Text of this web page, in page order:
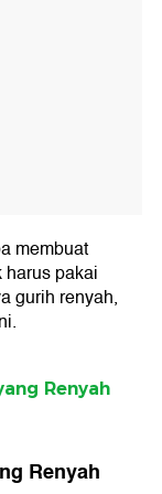
membuat
pakai
gurih renyah,
Renyah
Renyah